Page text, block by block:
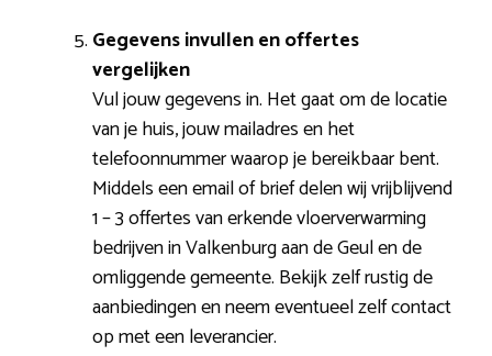
Gegevens invullen en offertes
vergelijken
Vul jouw gegevens in. Het gaat om de locatie
van je huis, jouw mailadres en het
telefoonnummer waarop je bereikbaar bent.
Middels een email of brief delen wij vrijblijvend
1 – 3 offertes van erkende vloerverwarming
bedrijven in Valkenburg aan de Geul en de
omliggende gemeente. Bekijk zelf rustig de
aanbiedingen en neem eventueel zelf contact
op met een leverancier.